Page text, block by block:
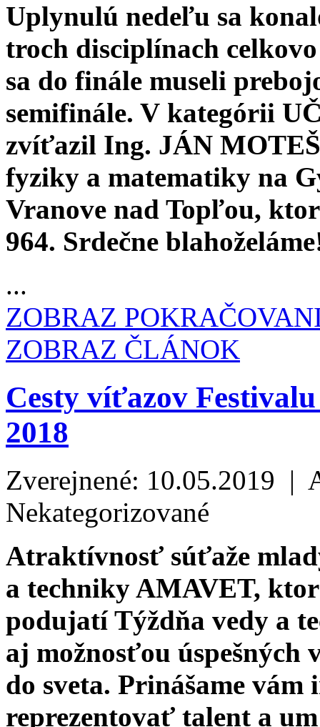
Uplynulú nedeľu sa
troch disciplínach
sa do finále museli
semifinále. V kategórii
zvíťazil Ing. JÁN
fyziky a matematiky na
Vranove nad Topľou,
964. Srdečne
...
ZOBRAZ
ZOBRAZ ČLÁNOK
Cesty víťazov
2018
Zverejnené: 10.05.2019 |
Nekategorizované
Atraktívnosť súťaže
a techniky AMAVET,
podujatí Týždňa vedy a
aj možnosťou úspešných
do sveta. Prinášame
reprezentovať talent a